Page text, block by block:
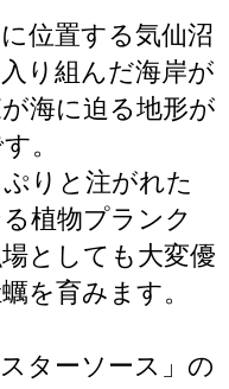
位置する気仙沼
り組んだ海岸が
海に迫る地形が
。
りと注がれた
植物プランク
としても大変優
を育みます。
ターソース」の